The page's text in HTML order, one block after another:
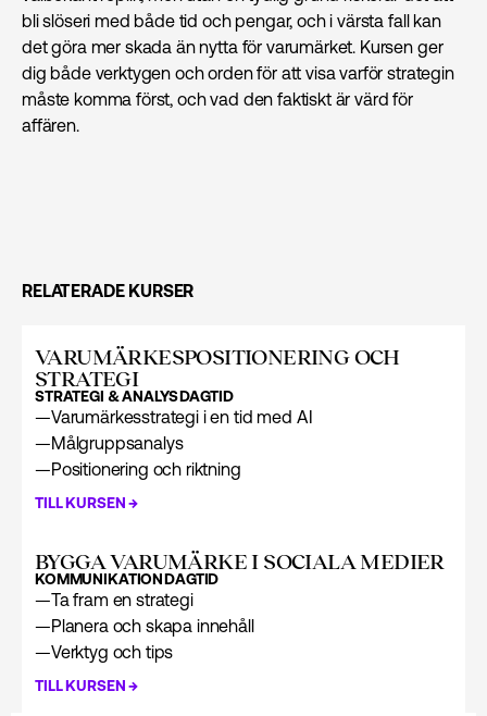
bli slöseri med både tid och pengar, och i värsta fall kan
det göra mer skada än nytta för varumärket. Kursen ger
dig både verktygen och orden för att visa varför strategin
måste komma först, och vad den faktiskt är värd för
affären.
RELATERADE KURSER
VARUMÄRKES­POSITIONERING OCH
STRATEGI
STRATEGI & ANALYSDAGTID
—Varumärkes­strategi i en tid med AI
—Målgruppsanalys
—Positionering och riktning
TILL KURSEN→
BYGGA VARUMÄRKE I SOCIALA MEDIER
KOMMUNIKATIONDAGTID
—Ta fram en strategi
—Planera och skapa innehåll
—Verktyg och tips
TILL KURSEN→